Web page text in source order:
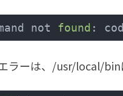
not found :
ラーは、/usr/local/